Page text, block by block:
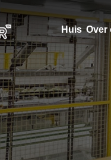
Huis Over